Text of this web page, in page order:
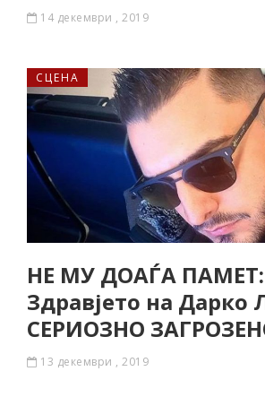
14 декември , 2019
СЦЕНА
НЕ МУ ДОАЃА ПАМЕТ:
Здравјето на Дарко
СЕРИОЗНО
13 декември , 2019